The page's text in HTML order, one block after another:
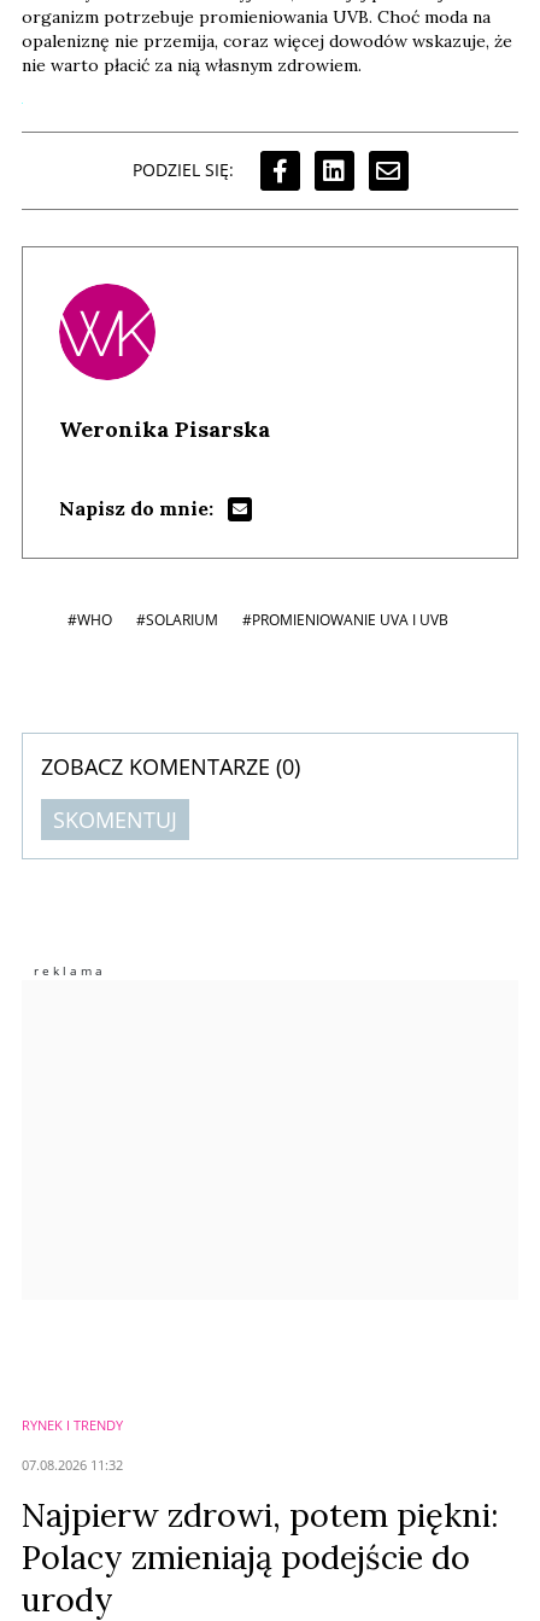
organizm potrzebuje promieniowania UVB. Choć moda na
opaleniznę nie przemija, coraz więcej dowodów wskazuje, że
nie warto płacić za nią własnym zdrowiem.
PODZIEL SIĘ:
Weronika Pisarska
Napisz do mnie:
#WHO #SOLARIUM #PROMIENIOWANIE UVA I UVB
ZOBACZ KOMENTARZE (0)
SKOMENTUJ
Imię (Wymagane)
RYNEK I TRENDY
07.08.2026 11:32
Najpierw zdrowi, potem piękni:
Polacy zmieniają podejście do
urody